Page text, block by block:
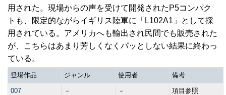
用された。現場からの声を受けて開発されたP5コンパク
トも、限定的ながらイギリス陸軍に「L102A1」として採
用されている。アメリカへも輸出され民間でも販売された
が、こちらはあまり芳しくなくパッとしない結果に終わっ
ている。
登場作品 ジャンル 使用者 備考
007 － － 項目参照